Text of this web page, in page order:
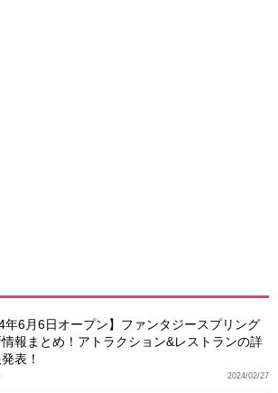
年6月6日オープン】ファンタジースプリング
情報まとめ！アトラクション&レストランの詳
表！
2024/02/27